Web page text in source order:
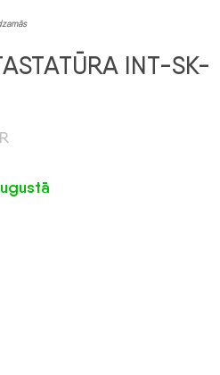
INT-SK-